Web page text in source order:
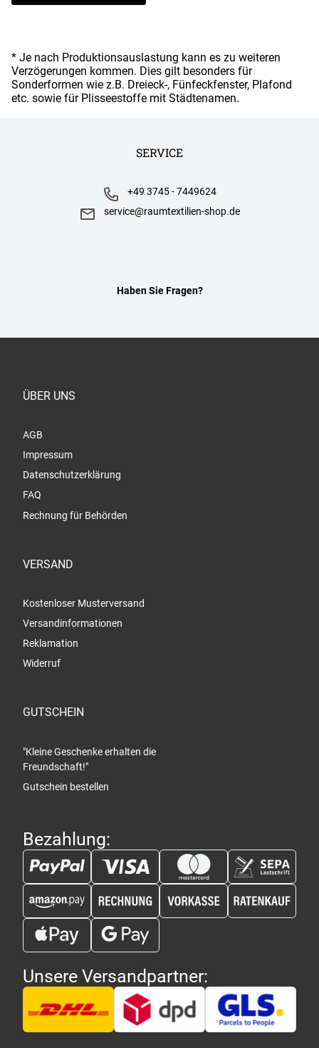
* Je nach Produktionsauslastung kann es zu weiteren
Verzögerungen kommen. Dies gilt besonders für
Sonderformen wie z.B. Dreieck-, Fünfeckfenster, Plafond
etc. sowie für Plisseestoffe mit Städtenamen.
SERVICE
Haben Sie Fragen?
+49 3745 - 7449624
service@raumtextilien-shop.de
ÜBER UNS
AGB
Impressum
Datenschutzerklärung
FAQ
Rechnung für Behörden
VERSAND
Kostenloser Musterversand
Versandinformationen
Reklamation
Widerruf
GUTSCHEIN
"Kleine Geschenke erhalten die
Freundschaft!"
Gutschein bestellen
Bezahlung:
Unsere Versandpartner: